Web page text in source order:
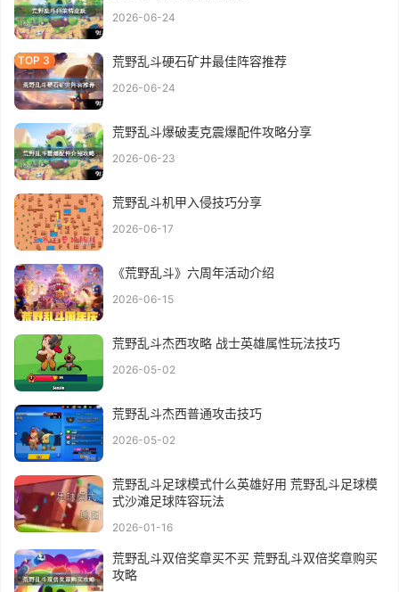
2026-06-24
荒野乱斗硬石矿井最佳阵容推荐
2026-06-24
荒野乱斗爆破麦克震爆配件攻略分享
2026-06-23
荒野乱斗机甲入侵技巧分享
2026-06-17
《荒野乱斗》六周年活动介绍
2026-06-15
荒野乱斗杰西攻略 战士英雄属性玩法技巧
2026-05-02
荒野乱斗杰西普通攻击技巧
2026-05-02
荒野乱斗足球模式什么英雄好用 荒野乱斗足球模
式沙滩足球阵容玩法
2026-01-16
荒野乱斗双倍奖章买不买 荒野乱斗双倍奖章购买
攻略